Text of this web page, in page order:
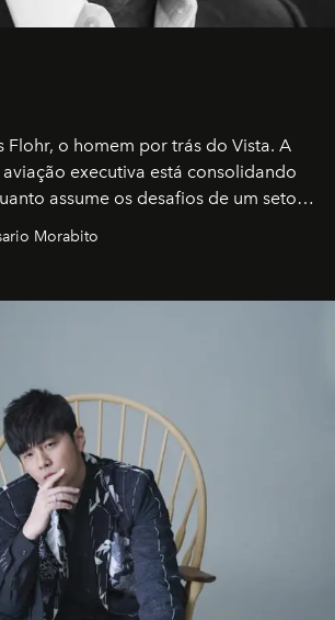
Flohr, o homem por trás do Vista. A
executiva está consolidando
assume os desafios de um setor
Morabito